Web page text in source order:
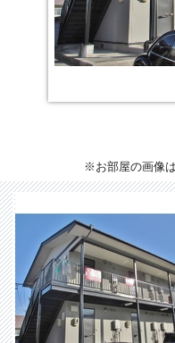
※お部屋の画像